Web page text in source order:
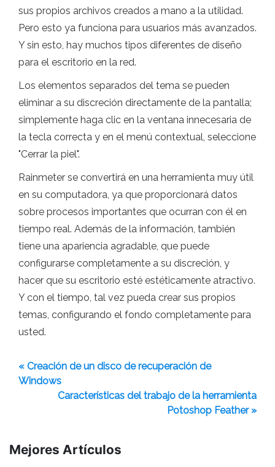
sus propios archivos creados a mano a la utilidad.
Pero esto ya funciona para usuarios más avanzados.
Y sin esto, hay muchos tipos diferentes de diseño
para el escritorio en la red.
Los elementos separados del tema se pueden
eliminar a su discreción directamente de la pantalla;
simplemente haga clic en la ventana innecesaria de
la tecla correcta y en el menú contextual, seleccione
"Cerrar la piel".
Rainmeter se convertirá en una herramienta muy útil
en su computadora, ya que proporcionará datos
sobre procesos importantes que ocurran con él en
tiempo real. Además de la información, también
tiene una apariencia agradable, que puede
configurarse completamente a su discreción, y
hacer que su escritorio esté estéticamente atractivo.
Y con el tiempo, tal vez pueda crear sus propios
temas, configurando el fondo completamente para
usted.
« Creación de un disco de recuperación de
Windows
Características del trabajo de la herramienta
Potoshop Feather »
Mejores Artículos